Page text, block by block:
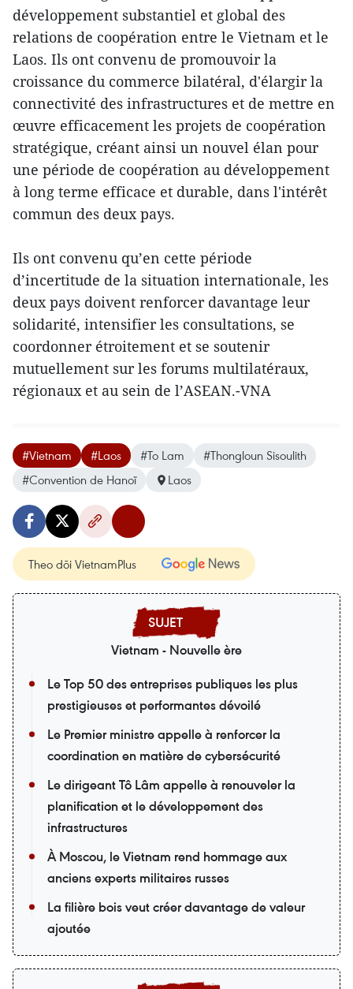
développement substantiel et global des
relations de coopération entre le Vietnam et le
Laos. Ils ont convenu de promouvoir la
croissance du commerce bilatéral, d'élargir la
connectivité des infrastructures et de mettre en
œuvre efficacement les projets de coopération
stratégique, créant ainsi un nouvel élan pour
une période de coopération au développement
à long terme efficace et durable, dans l'intérêt
commun des deux pays.
Ils ont convenu qu’en cette période
d’incertitude de la situation internationale, les
deux pays doivent renforcer davantage leur
solidarité, intensifier les consultations, se
coordonner étroitement et se soutenir
mutuellement sur les forums multilatéraux,
régionaux et au sein de l’ASEAN.-VNA
#Vietnam #Laos #To Lam
#Thongloun Sisoulith
#Convention de Hanoï
Laos
Theo dõi VietnamPlus
Vietnam - Nouvelle ère
Le Top 50 des entreprises publiques les plus
prestigieuses et performantes dévoilé
Le Premier ministre appelle à renforcer la
coordination en matière de cybersécurité
Le dirigeant Tô Lâm appelle à renouveler la
planification et le développement des
infrastructures
À Moscou, le Vietnam rend hommage aux
anciens experts militaires russes
La filière bois veut créer davantage de valeur
ajoutée